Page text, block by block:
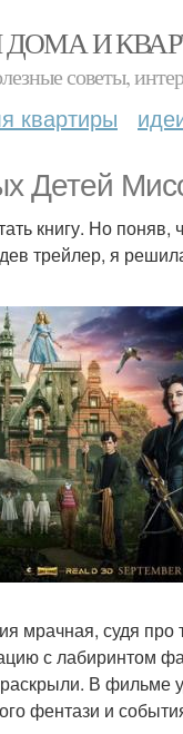
ДОМА И
советы,
квартиры
Детей
книгу. Но
трейлер, я
мрачная, судя
с лабиринтом
В
фентази и